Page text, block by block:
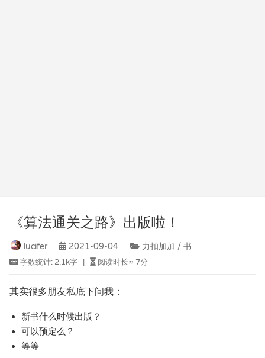
《算法通关之路》出版啦！
lucifer 2021-09-04 力扣加加 / 书
字数统计: 2.1k字 阅读时长≈ 7分
其实很多朋友私底下问我：
新书什么时候出版？
可以预定么？
等等